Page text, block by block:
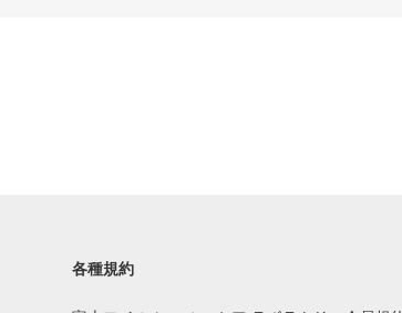
各種規約